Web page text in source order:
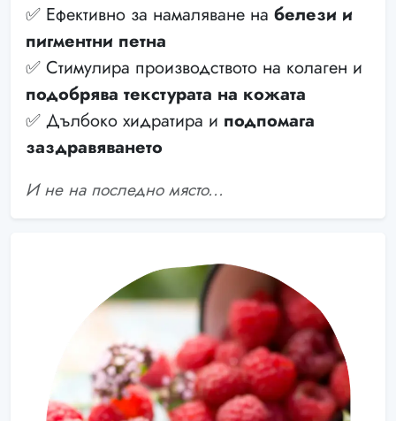
✅ Ефективно за намаляване на белези и
пигментни петна
✅ Стимулира производството на колаген и
подобрява текстурата на кожата
✅ Дълбоко хидратира и подпомага
заздравяването
И не на последно място...